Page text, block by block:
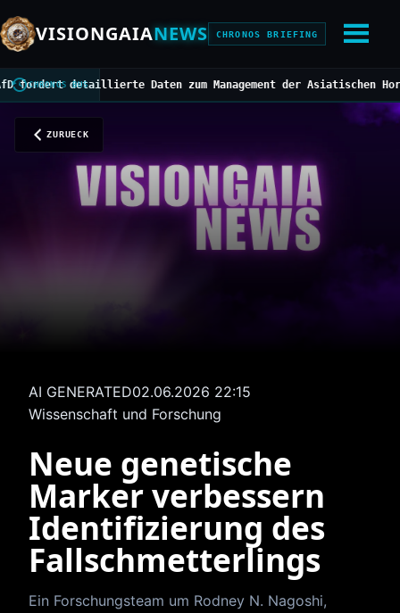
VISIONGAIANEWS CHRONOS BRIEFING
CHRONOS BUS
detaillierte Daten zum Management der Asiatischen Hornisse
ZURUECK
AI GENERATED02.06.2026 22:15
Wissenschaft und Forschung
Neue genetische
Marker verbessern
Identifizierung des
Fallschmetterlings
Ein Forschungsteam um Rodney N. Nagoshi,